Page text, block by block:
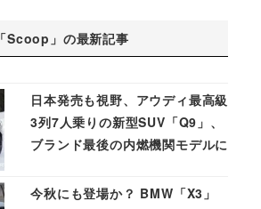
「Scoop」の最新記事
日本発売も視野、アウディ最高級
3列7人乗りの新型SUV「Q9」、
ブランド最後の内燃機関モデルに
今秋にも登場か？ BMW「X3」